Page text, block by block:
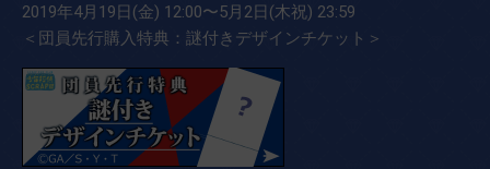
2019年4月19日(金) 12:00〜5月2日(木祝) 23:59
＜団員先行購入特典：謎付きデザインチケット＞